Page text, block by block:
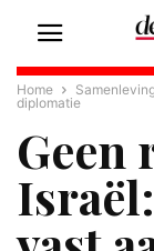
Home
diplomatie
Geen